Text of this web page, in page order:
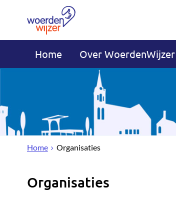
Home Over WoerdenWijzer
Home Organisaties
Organisaties